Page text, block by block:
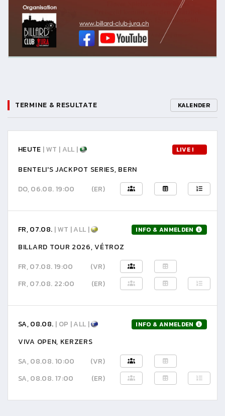
TERMINE & RESULTATE KALENDER
HEUTE | WT | ALL | LIVE !
BENTELI'S JACKPOT SERIES, BERN
DO, 06.08. 19:00
(ER)
FR, 07.08. | WT | ALL | INFO & ANMELDEN
BILLARD TOUR 2026, VÉTROZ
FR, 07.08. 19:00
(VR)
FR, 07.08. 22:00
(ER)
SA, 08.08. | OP | ALL | INFO & ANMELDEN
VIVA OPEN, KERZERS
SA, 08.08. 10:00
(VR)
SA, 08.08. 17:00
(ER)